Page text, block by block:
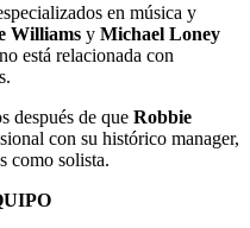
en música y
Williams y Michael Loney
está relacionada con
después de que Robbie
con su histórico manager,
como solista.